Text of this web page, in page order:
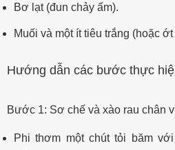
Bơ lạt (đun chảy ấm).
Muối và một ít tiêu trắng (hoặc
Hướng dẫn các bước thực
Bước 1: Sơ chế và xào rau chân
Phi thơm một chút tỏi băm